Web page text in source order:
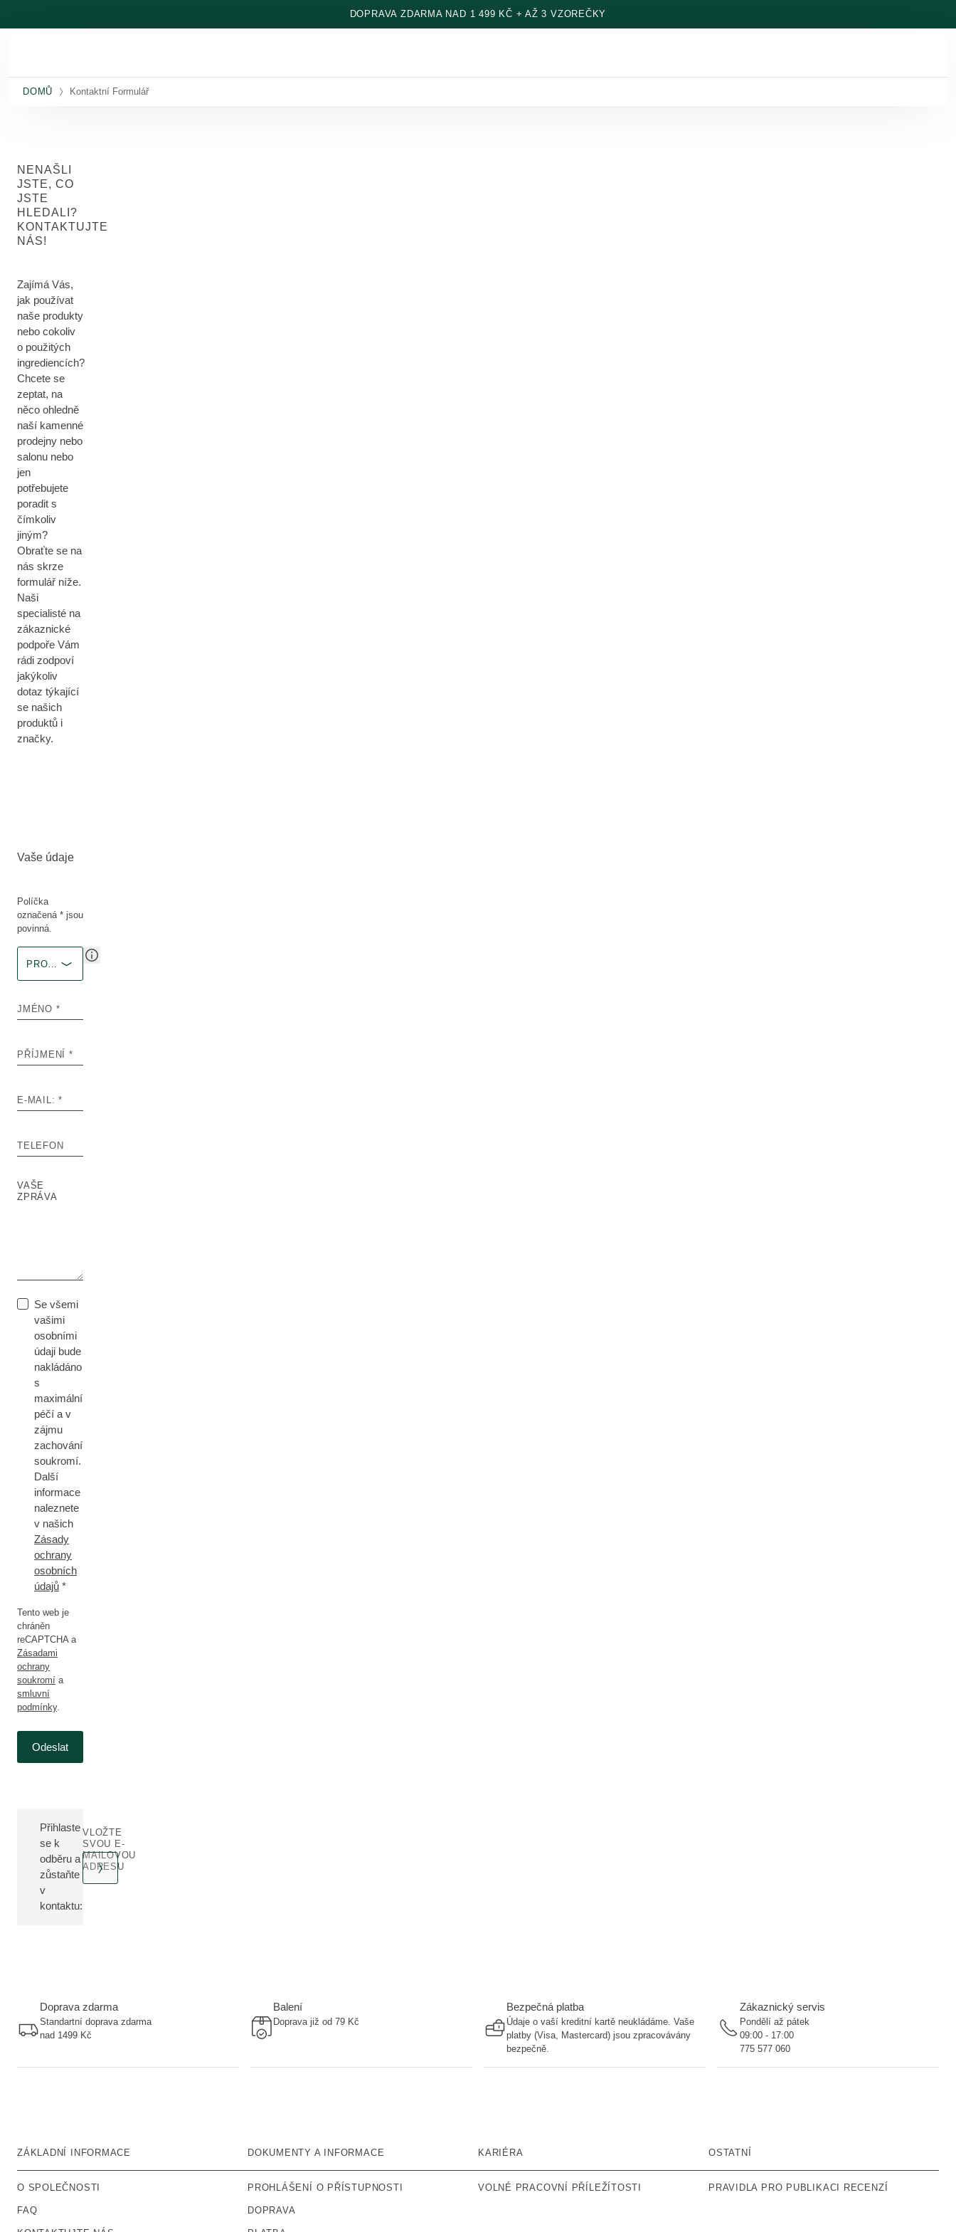
DOPRAVA ZDARMA NAD 1 499 KČ + AŽ 3 VZOREČKY
DOMŮ Kontaktní Formulář
NENAŠLI
JSTE, CO
JSTE
HLEDALI?
KONTAKTUJTE
NÁS!
Zajímá Vás,
jak používat
naše produkty
nebo cokoliv
o použitých
ingrediencích?
Chcete se
zeptat, na
něco ohledně
naší kamenné
prodejny nebo
salonu nebo
jen
potřebujete
poradit s
čímkoliv
jiným?
Obraťte se na
nás skrze
formulář níže.
Naši
specialisté na
zákaznické
podpoře Vám
rádi zodpoví
jakýkoliv
dotaz týkající
se našich
produktů i
značky.
Vaše údaje
Políčka
označená * jsou
povinná.
JMÉNO
PŘÍJMENÍ
E-MAIL:
TELEFON
VAŠE
ZPRÁVA
Se všemi
vašimi
osobními
údaji bude
nakládáno
s
maximální
péčí a v
zájmu
zachování
soukromí.
Další
informace
naleznete
v našich
Zásady
ochrany
osobních
údajů
Tento web je
chráněn
reCAPTCHA a
Zásadami
ochrany
soukromí a
smluvní
podmínky.
Odeslat
Přihlaste
se k
odběru a
zůstaňte
v
kontaktu:
VLOŽTE
SVOU E-
MAILOVOU
ADRESU
Doprava zdarma
Standartní doprava zdarma
nad 1499 Kč
Balení
Doprava již od 79 Kč
Bezpečná platba
Údaje o vaší kreditní kartě neukládáme. Vaše
platby (Visa, Mastercard) jsou zpracovávány
bezpečně.
Zákaznický servis
Pondělí až pátek
09:00 - 17:00
775 577 060
ZÁKLADNÍ INFORMACE
O SPOLEČNOSTI
FAQ
DOKUMENTY A INFORMACE
PROHLÁŠENÍ O PŘÍSTUPNOSTI
DOPRAVA
KARIÉRA
VOLNÉ PRACOVNÍ PŘÍLEŽÍTOSTI
OSTATNÍ
PRAVIDLA PRO PUBLIKACI RECENZÍ